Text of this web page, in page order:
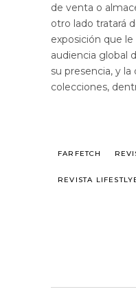
de venta o
otro lado tratará
exposición que
audiencia global
su presencia, y
colecciones,
FARFETCH
REVISTA